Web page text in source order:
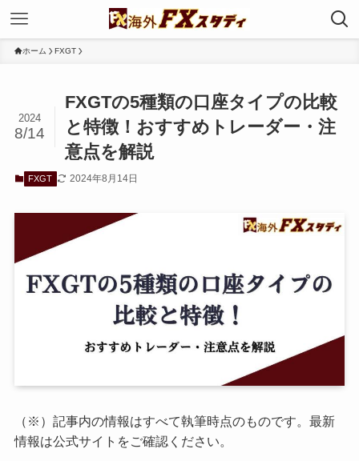
ホーム FXGT
FXGTの5種類の口座タイプの比較
と特徴！おすすめトレーダー・注
意点を解説
2024
8/14
FXGT 2024年8月14日
（※）記事内の情報はすべて執筆時点のものです。最新
情報は公式サイトをご確認ください。